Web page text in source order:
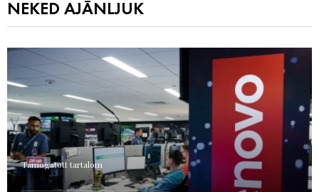
NEKED AJÁNLJUK
Támogatott tartalom